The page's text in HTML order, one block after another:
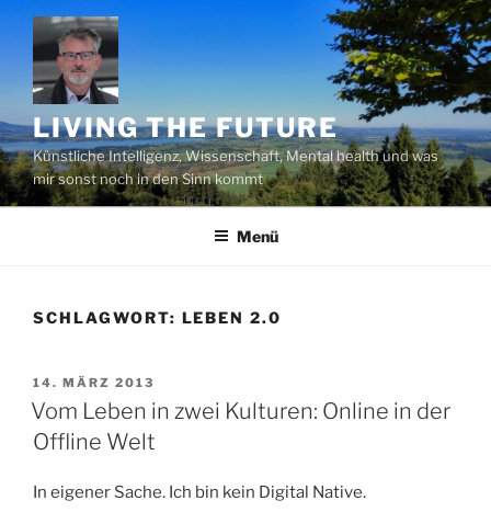
Zum
Inhalt
springen
LIVING THE FUTURE
Künstliche Intelligenz, Wissenschaft, Mental health und was
mir sonst noch in den Sinn kommt
Menü
SCHLAGWORT: LEBEN 2.0
VERÖFFENTLICHT
AM
14. MÄRZ 2013
Vom Leben in zwei Kulturen: Online in der
Offline Welt
In eigener Sache. Ich bin kein Digital Native.